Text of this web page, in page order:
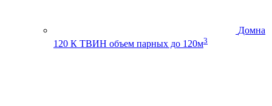
Домна
120 К ТВИН объем парных до 120м3